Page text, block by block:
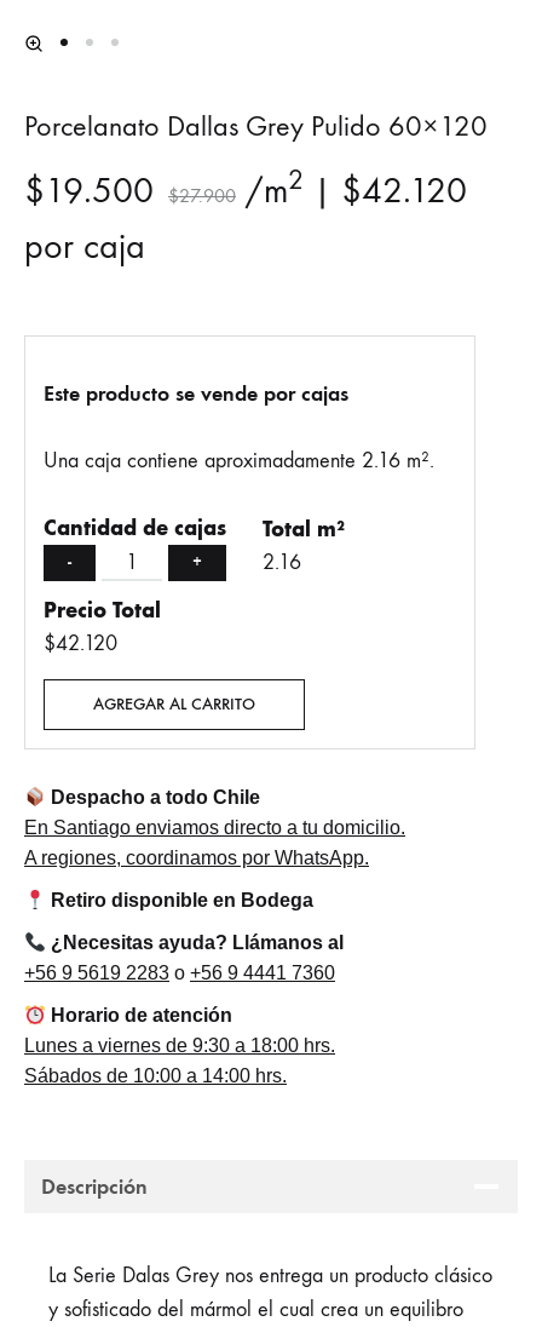
Porcelanato Dallas Grey Pulido 60×120
$19.500 $27.900 /m2 | $42.120
por caja
Este producto se vende por cajas
Una caja contiene aproximadamente 2.16 m².
Cantidad de cajas
- +
Total m²
2.16
Precio Total
$42.120
AGREGAR AL CARRITO
Despacho a todo Chile
En Santiago enviamos directo a tu domicilio.
A regiones, coordinamos por WhatsApp.
Retiro disponible en Bodega
¿Necesitas ayuda? Llámanos al
+56 9 5619 2283 o +56 9 4441 7360
Horario de atención
Lunes a viernes de 9:30 a 18:00 hrs.
Sábados de 10:00 a 14:00 hrs.
Descripción
La Serie Dalas Grey nos entrega un producto clásico
y sofisticado del mármol el cual crea un equilibro